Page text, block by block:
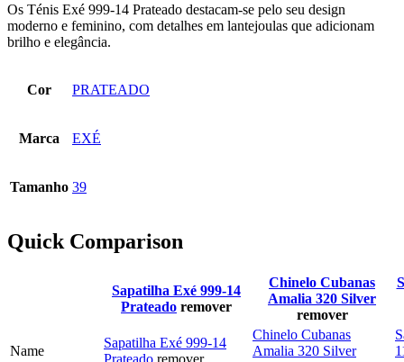
Os Ténis Exé 999-14 Prateado destacam-se pelo seu design
moderno e feminino, com detalhes em lantejoulas que adicionam
brilho e elegância.
Cor PRATEADO
Marca EXÉ
Tamanho 39
Quick Comparison
Sapatilha Exé 999-14
Prateado remover
Chinelo Cubanas
Amalia 320 Silver
remover
Name
Sapatilha Exé 999-14
Chinelo Cubanas
Amalia 320 Silver